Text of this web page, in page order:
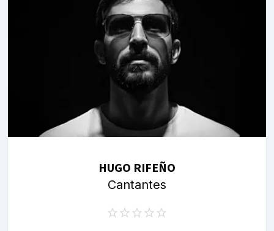
HUGO RIFEÑO
Cantantes